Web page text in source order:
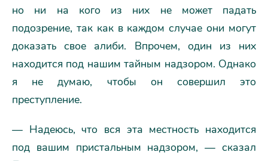
но ни на кого из них не может падать
подозрение, так как в каждом случае они могут
доказать свое алиби. Впрочем, один из них
находится под нашим тайным надзором. Однако
я не думаю, чтобы он совершил это
преступление.
— Надеюсь, что вся эта местность находится
под вашим пристальным надзором, — сказал